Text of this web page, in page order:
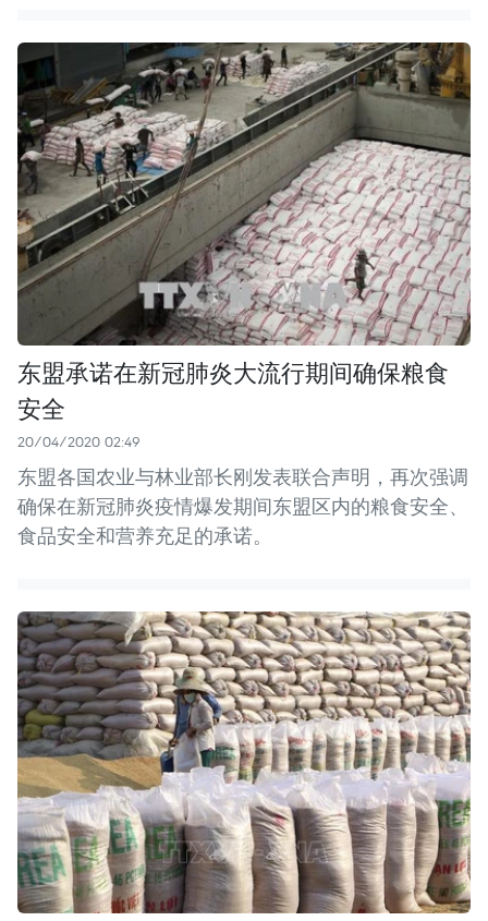
东盟承诺在新冠肺炎大流行期间确保粮食
安全
20/04/2020 02:49
东盟各国农业与林业部长刚发表联合声明，再次强调
确保在新冠肺炎疫情爆发期间东盟区内的粮食安全、
食品安全和营养充足的承诺。